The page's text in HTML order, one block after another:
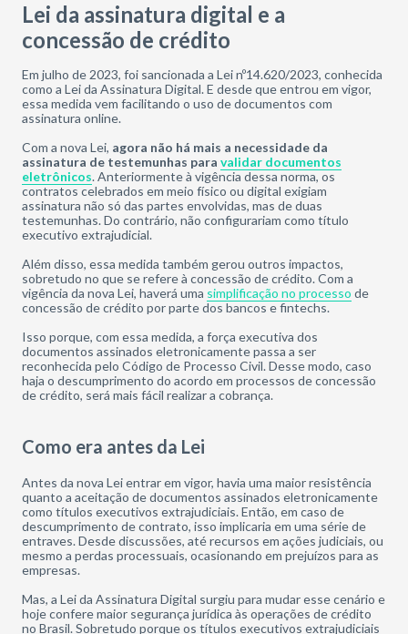
Lei da assinatura digital e a
concessão de crédito
Em julho de 2023, foi sancionada a Lei nº14.620/2023, conhecida
como a Lei da Assinatura Digital. E desde que entrou em vigor,
essa medida vem facilitando o uso de documentos com
assinatura online.
Com a nova Lei, agora não há mais a necessidade da
assinatura de testemunhas para validar documentos
eletrônicos. Anteriormente à vigência dessa norma, os
contratos celebrados em meio físico ou digital exigiam
assinatura não só das partes envolvidas, mas de duas
testemunhas. Do contrário, não configurariam como título
executivo extrajudicial.
Além disso, essa medida também gerou outros impactos,
sobretudo no que se refere à concessão de crédito. Com a
vigência da nova Lei, haverá uma simplificação no processo de
concessão de crédito por parte dos bancos e fintechs.
Isso porque, com essa medida, a força executiva dos
documentos assinados eletronicamente passa a ser
reconhecida pelo Código de Processo Civil. Desse modo, caso
haja o descumprimento do acordo em processos de concessão
de crédito, será mais fácil realizar a cobrança.
Como era antes da Lei
Antes da nova Lei entrar em vigor, havia uma maior resistência
quanto a aceitação de documentos assinados eletronicamente
como títulos executivos extrajudiciais. Então, em caso de
descumprimento de contrato, isso implicaria em uma série de
entraves. Desde discussões, até recursos em ações judiciais, ou
mesmo a perdas processuais, ocasionando em prejuízos para as
empresas.
Mas, a Lei da Assinatura Digital surgiu para mudar esse cenário e
hoje confere maior segurança jurídica às operações de crédito
no Brasil. Sobretudo porque os títulos executivos extrajudiciais